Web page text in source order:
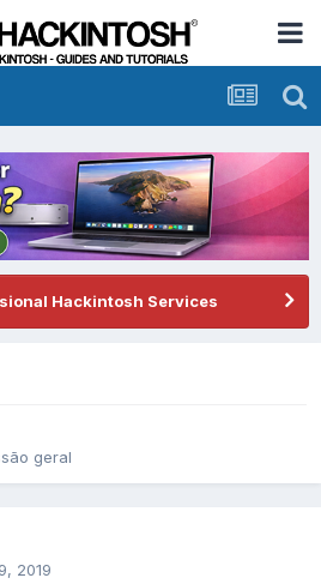
Hackintosh Services
geral
2019